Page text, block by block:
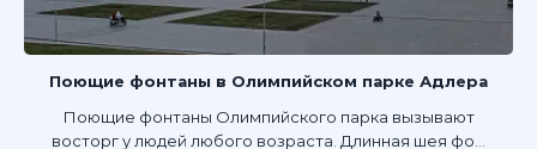
Поющие фонтаны в Олимпийском парке Адлера
Поющие фонтаны Олимпийского парка вызывают
восторг у людей любого возраста. Длинная шея фо...